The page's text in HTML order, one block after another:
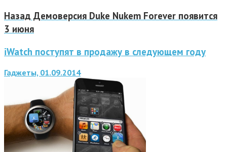
Назад Демоверсия Duke Nukem Forever появится
3 июня
iWatch поступят в продажу в следующем году
Гаджеты, 01.09.2014